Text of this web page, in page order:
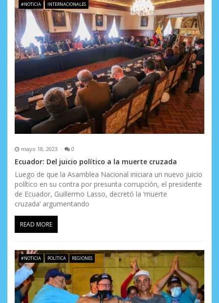
e
e
n
t
r
a
d
a
s
#NOTICIA INTERNACIONALES
mayo 18, 2023 0
Ecuador: Del juicio político a la muerte cruzada
Luego de que la Asamblea Nacional iniciara un nuevo juicio
político en su contra por presunta corrupción, el presidente
de Ecuador, Guillermo Lasso, decretó la ‘muerte
cruzada’ argumentando
READ MORE
#NOTICIA POLÍTICA REGIONES